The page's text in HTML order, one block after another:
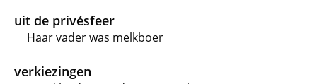
uit de privésfeer
Haar vader was melkboer
verkiezingen